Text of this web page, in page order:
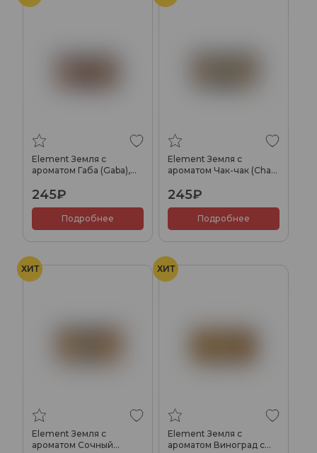
Element Земля с
ароматом Габа (Gaba),
245₽
Подробнее
Element Земля с
ароматом Чак-чак (Chak-
245₽
Подробнее
ХИТ
Element Земля с
ароматом Сочный
ХИТ
Element Земля с
ароматом Виноград с